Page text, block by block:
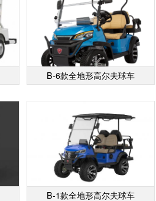
B-6款全地形高尔夫球车
B-1款全地形高尔夫球车